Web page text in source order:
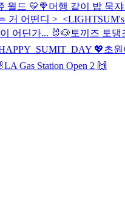
월드 💛🍭 머행 같이 밥 묵
거 어떤디 >_<
어딘가... 🐰🐶 토끼즈 토댕
💖초
LA Gas Station Open 2 🙌